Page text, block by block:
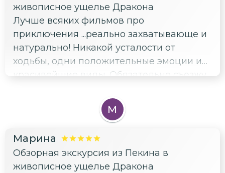
живописное ущелье Дракона
Лучше всяких фильмов про
приключения ...реально захватывающе и
натурально! Никакой усталости от
ходьбы, одни положительные эмоции и
красивейшие виды. Обязательно съезжу
М
Марина
Обзорная экскурсия из Пекина в
живописное ущелье Дракона